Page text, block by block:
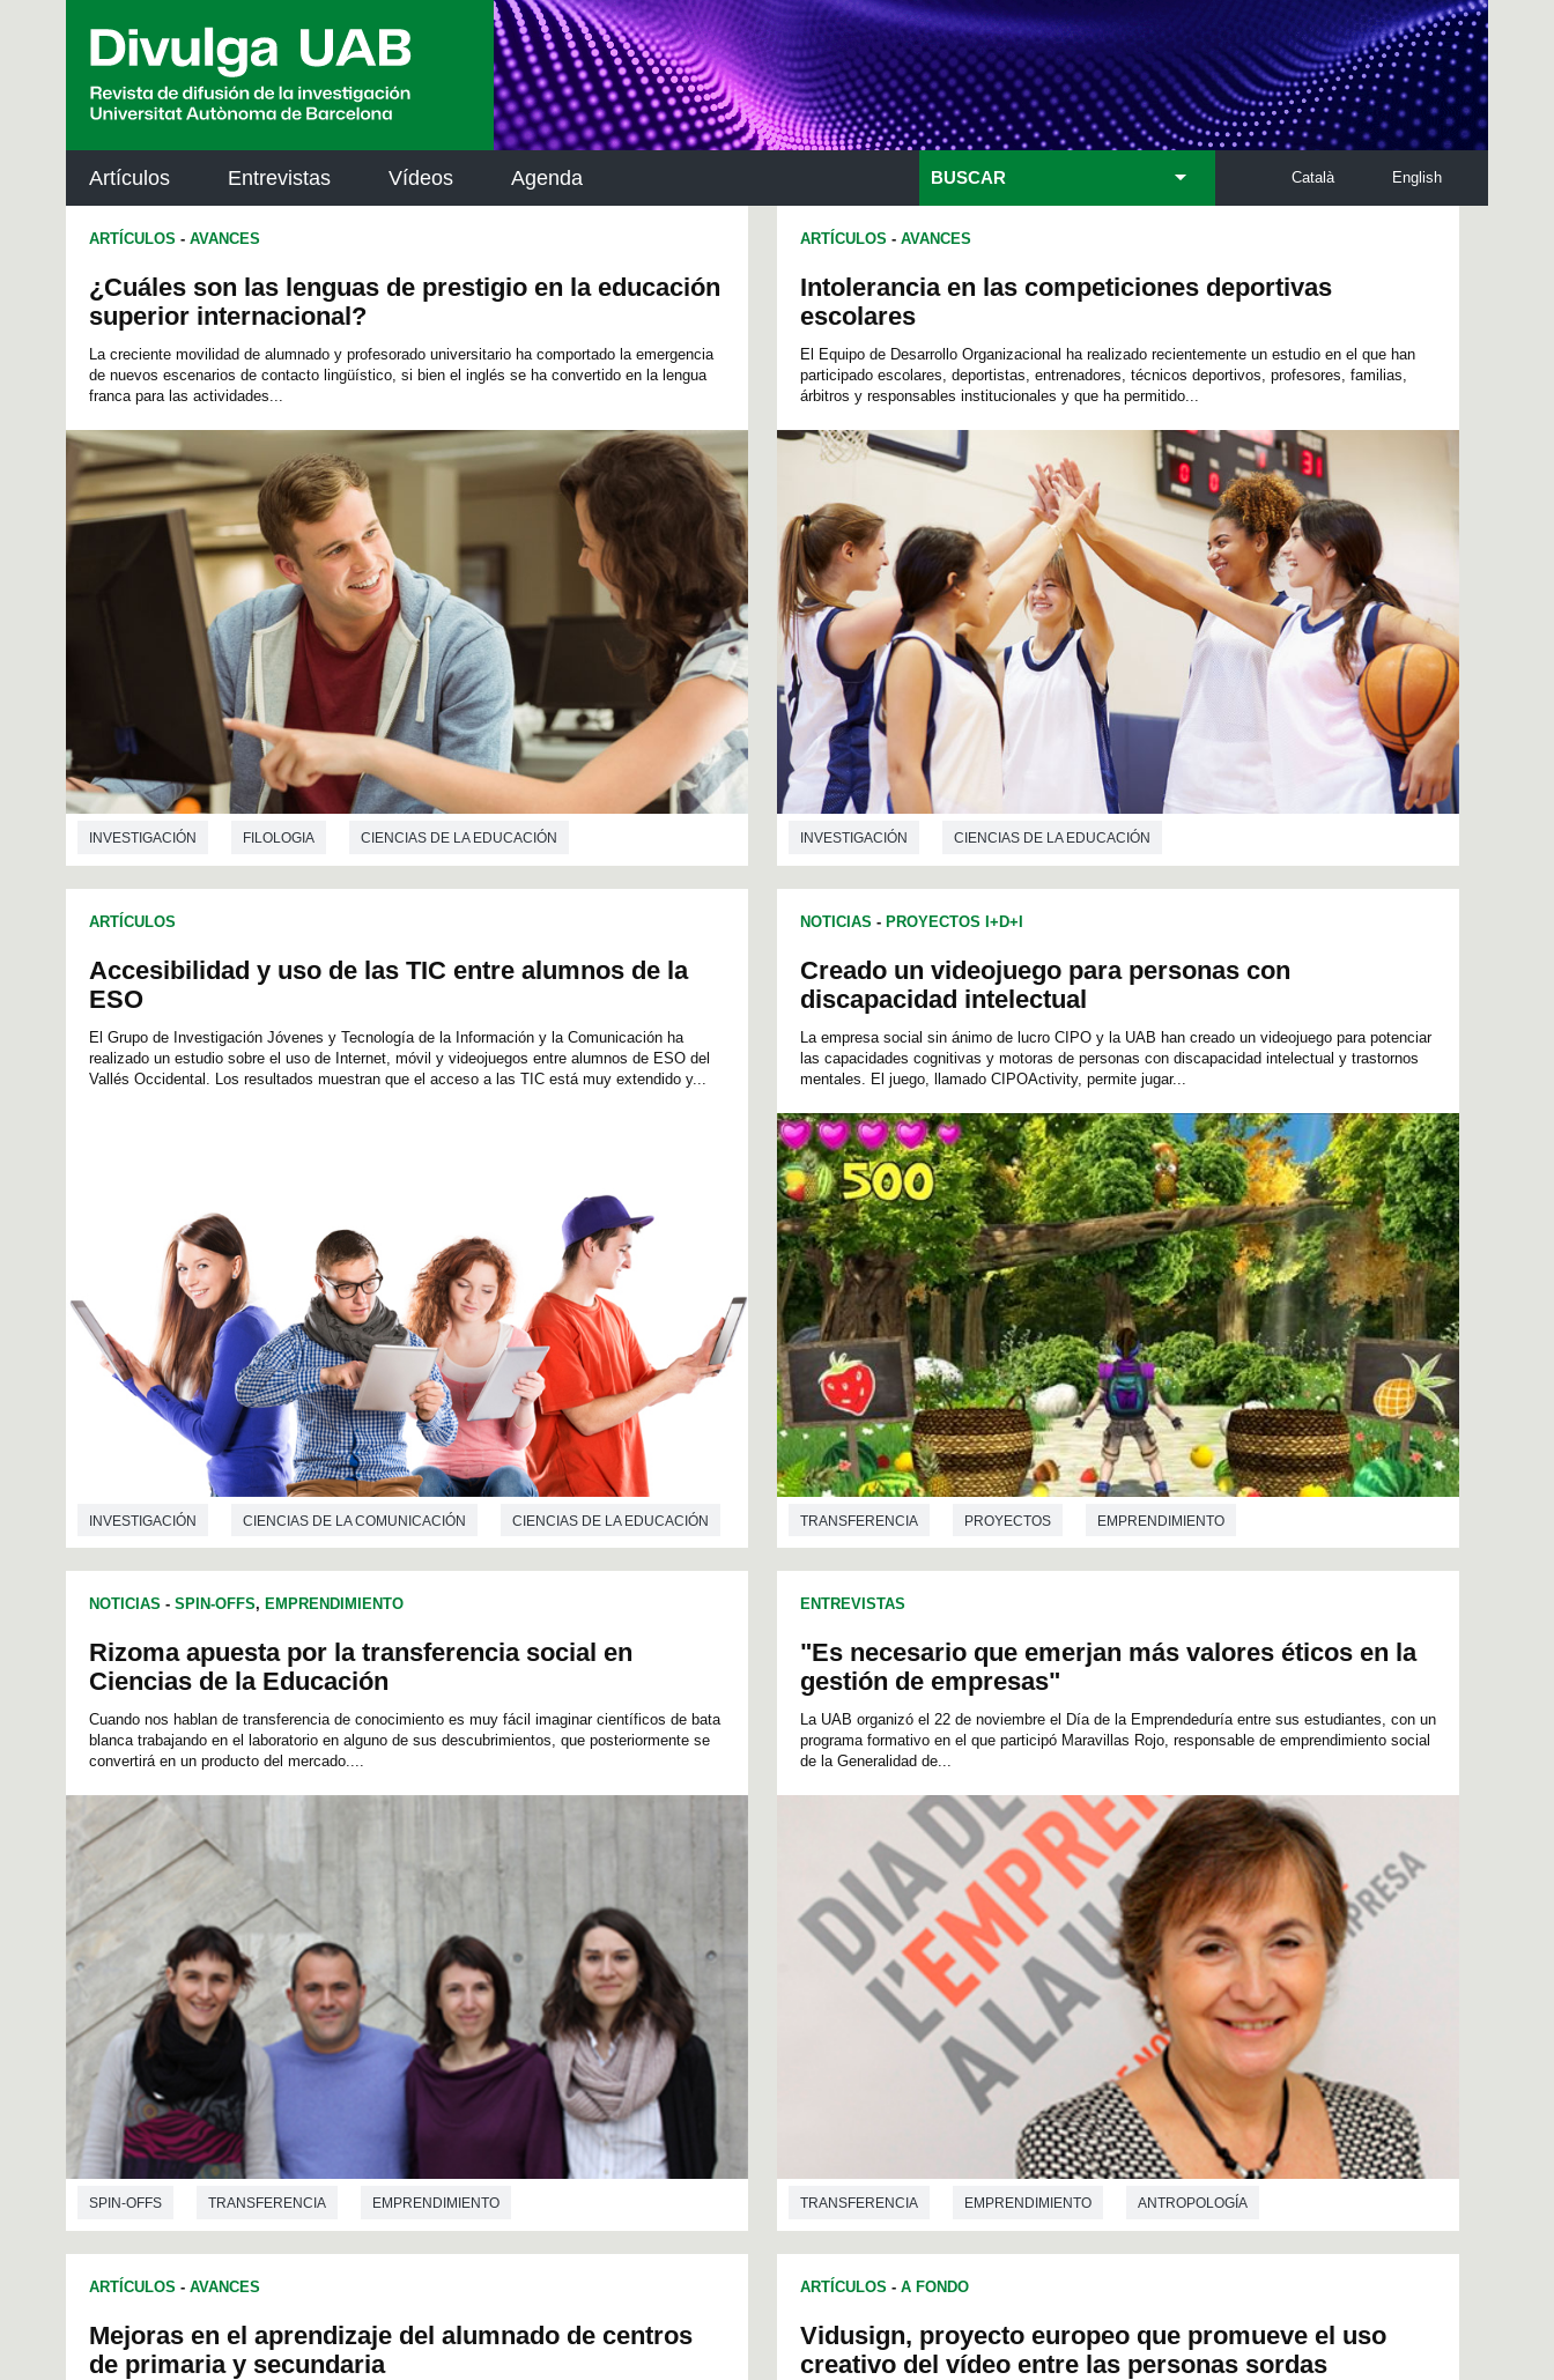
Artículos Entrevistas Vídeos Agenda English
Català
BUSCAR
ARTÍCULOS - AVANCES
¿Cuáles son las lenguas de prestigio en la educación
superior internacional?
La creciente movilidad de alumnado y profesorado universitario ha comportado la emergencia
de nuevos escenarios de contacto lingüístico, si bien el inglés se ha convertido en la lengua
franca para las actividades...
INVESTIGACIÓN FILOLOGIA CIENCIAS DE LA EDUCACIÓN
ARTÍCULOS
Accesibilidad y uso de las TIC entre alumnos de la
ESO
El Grupo de Investigación Jóvenes y Tecnología de la Información y la Comunicación ha
realizado un estudio sobre el uso de Internet, móvil y videojuegos entre alumnos de ESO del
Vallés Occidental. Los resultados muestran que el acceso a las TIC está muy extendido y...
INVESTIGACIÓN CIENCIAS DE LA COMUNICACIÓN CIENCIAS DE LA EDUCACIÓN
PSICOLOGÍA SOCIAL
NOTICIAS - SPIN-OFFS, EMPRENDIMIENTO
Rizoma apuesta por la transferencia social en
Ciencias de la Educación
Cuando nos hablan de transferencia de conocimiento es muy fácil imaginar científicos de bata
blanca trabajando en el laboratorio en alguno de sus descubrimientos, que posteriormente se
convertirá en un producto del mercado....
SPIN-OFFS TRANSFERENCIA EMPRENDIMIENTO
CIENCIAS DE LA EDUCACIÓN PSICOLOGÍA SOCIAL
ARTÍCULOS - AVANCES
Mejoras en el aprendizaje del alumnado de centros
de primaria y secundaria
ARTÍCULOS - AVANCES
Intolerancia en las competiciones deportivas
escolares
El Equipo de Desarrollo Organizacional ha realizado recientemente un estudio en el que han
participado escolares, deportistas, entrenadores, técnicos deportivos, profesores, familias,
árbitros y responsables institucionales y que ha permitido...
INVESTIGACIÓN CIENCIAS DE LA EDUCACIÓN
NOTICIAS - PROYECTOS I+D+I
Creado un videojuego para personas con
discapacidad intelectual
La empresa social sin ánimo de lucro CIPO y la UAB han creado un videojuego para potenciar
las capacidades cognitivas y motoras de personas con discapacidad intelectual y trastornos
mentales. El juego, llamado CIPOActivity, permite jugar...
TRANSFERENCIA PROYECTOS EMPRENDIMIENTO
CIENCIAS DE LA COMUNICACIÓN CIENCIAS DE LA EDUCACIÓN
ENTREVISTAS
"Es necesario que emerjan más valores éticos en la
gestión de empresas"
La UAB organizó el 22 de noviembre el Día de la Emprendeduría entre sus estudiantes, con un
programa formativo en el que participó Maravillas Rojo, responsable de emprendimiento social
de la Generalidad de...
TRANSFERENCIA EMPRENDIMIENTO ANTROPOLOGÍA
CIENCIAS DE LA COMUNICACIÓN CRIMINOLOGÍA DEMOGRAFÍA
CIENCIAS POLÍTICAS SOCIOLOGÍA PSICOLOGÍA SOCIAL
ARTÍCULOS - A FONDO
Vidusign, proyecto europeo que promueve el uso
creativo del vídeo entre las personas sordas